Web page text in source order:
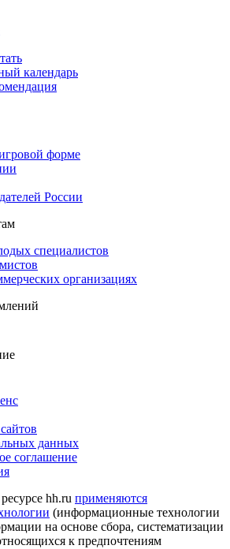
календарь
форме
России
специалистов
организациях
данных
соглашение
hh.ru применяются
(информационные технологии
на основе сбора, систематизации
к предпочтениям